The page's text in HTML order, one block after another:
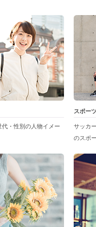
代・性別の人物イメー
スポー
サッカ
のスポ